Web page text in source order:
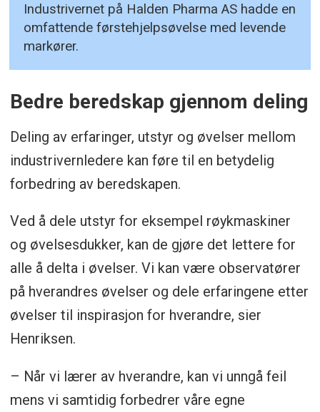
Industrivernet på Halden Pharma AS hadde en
omfattende førstehjelpsøvelse med levende
markører.
Bedre beredskap gjennom deling
Deling av erfaringer, utstyr og øvelser mellom
industrivernledere kan føre til en betydelig
forbedring av beredskapen.
Ved å dele utstyr for eksempel røykmaskiner
og øvelsesdukker, kan de gjøre det lettere for
alle å delta i øvelser. Vi kan være observatører
på hverandres øvelser og dele erfaringene etter
øvelser til inspirasjon for hverandre, sier
Henriksen.
– Når vi lærer av hverandre, kan vi unngå feil
mens vi samtidig forbedrer våre egne